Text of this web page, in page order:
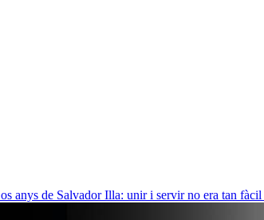
anys de Salvador Illa: unir i servir no era tan fàcil